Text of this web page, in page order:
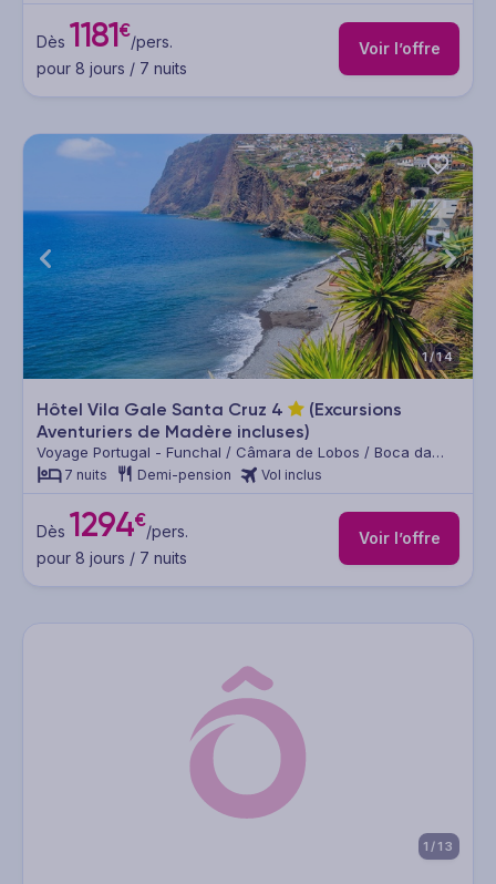
Dès 1181€/pers.
pour 8 jours / 7 nuits
Voir l’offre
1/14
Hôtel Vila Gale Santa Cruz 4
(Excursions
Aventuriers de Madère incluses)
Voyage Portugal - Funchal / Câmara de Lobos / Boca da
Corrida / Jardim da Serra / Quinta Grande / Cabo Girão /
Ponta de Sao Lourenco / Levada do Ribeiro Frio
7 nuits Demi-pension Vol inclus
Dès 1294€/pers.
pour 8 jours / 7 nuits
Voir l’offre
1/13